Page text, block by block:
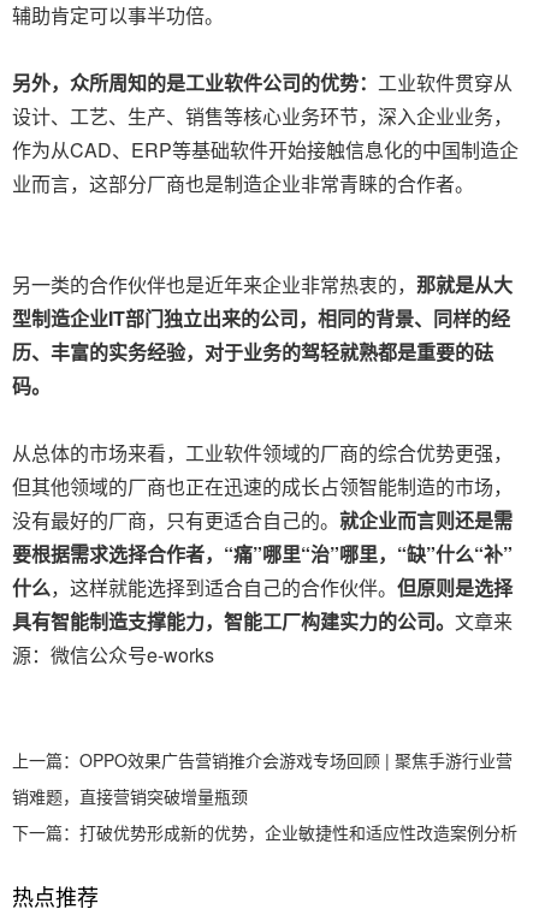
辅助肯定可以事半功倍。
另外，众所周知的是工业软件公司的优势： 工业软件贯穿从
设计、工艺、生产、销售等核心业务环节，深入企业业务，
作为从CAD、ERP等基础软件开始接触信息化的中国制造企
业而言，这部分厂商也是制造企业非常青睐的合作者。
另一类的合作伙伴也是近年来企业非常热衷的， 那就是从大
型制造企业IT部门独立出来的公司，相同的背景、同样的经
历、丰富的实务经验，对于业务的驾轻就熟都是重要的砝
码。
从总体的市场来看，工业软件领域的厂商的综合优势更强，
但其他领域的厂商也正在迅速的成长占领智能制造的市场，
没有最好的厂商，只有更适合自己的。 就企业而言则还是需
要根据需求选择合作者，“痛”哪里“治”哪里，“缺”什么“补”
什么，这样就能选择到适合自己的合作伙伴。 但原则是选择
具有智能制造支撑能力，智能工厂构建实力的公司。 文章来
源：微信公众号e-works
上一篇： OPPO效果广告营销推介会游戏专场回顾 | 聚焦手游行业营
销难题，直接营销突破增量瓶颈
下一篇： 打破优势形成新的优势，企业敏捷性和适应性改造案例分析
热点推荐